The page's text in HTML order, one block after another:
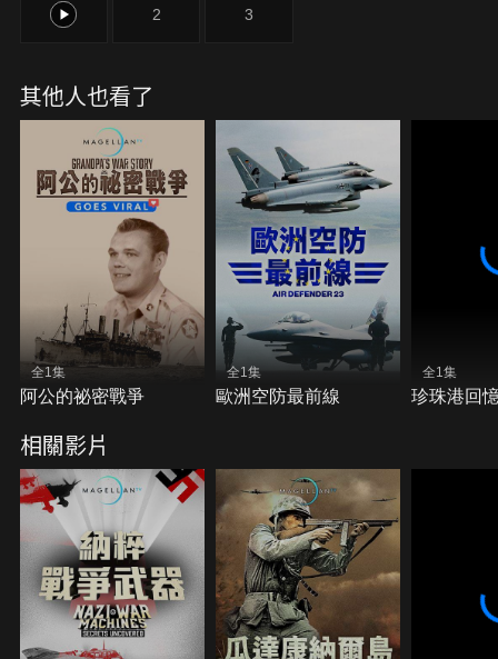
1 2 3
其他人也看了
全1集
阿公的祕密戰爭
全1集
歐洲空防最前線
全1集
珍珠港回
相關影片